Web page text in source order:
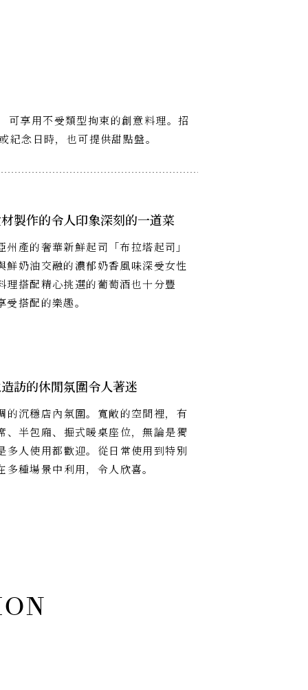
享用不受類型拘束的創意料理。招
念日時，也可提供甜點盤。
製作的令人印象深刻的一道菜
州產的奢華新鮮起司「布拉塔起司」
鮮奶油交融的濃郁奶香風味深受女性
理搭配精心挑選的葡萄酒也十分豐
受搭配的樂趣。
訪的休閒氛圍令人著迷
的沉穩店內氛圍。寬敞的空間裡，有
、半包廂、掘式暖桌座位，無論是獨
多人使用都歡迎。從日常使用到特別
多種場景中利用，令人欣喜。